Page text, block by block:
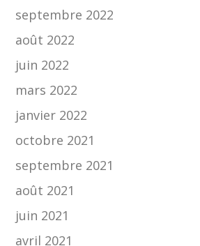
septembre 2022
août 2022
juin 2022
mars 2022
janvier 2022
octobre 2021
septembre 2021
août 2021
juin 2021
avril 2021